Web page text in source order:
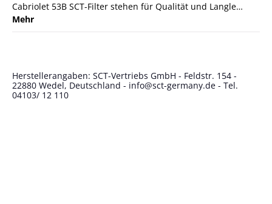
Cabriolet 53B SCT-Filter stehen für Qualität und Langle…
Mehr
Herstellerangaben: SCT-Vertriebs GmbH - Feldstr. 154 -
22880 Wedel, Deutschland - info@sct-germany.de - Tel.
04103/ 12 110